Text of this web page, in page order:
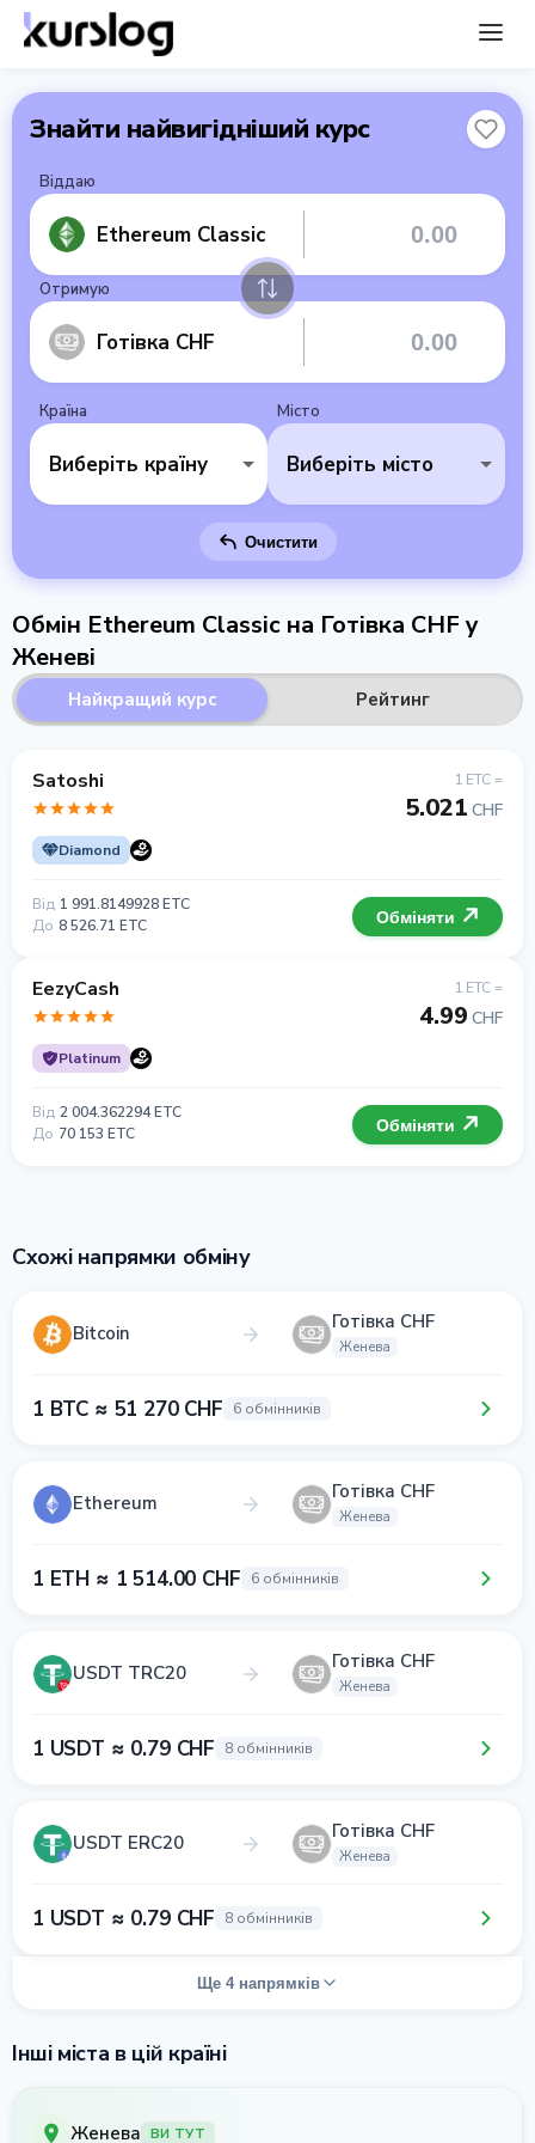
Знайти найвигідніший курс
Віддаю
Ethereum Classic
Отримую
Готівка CHF
Країна
Виберіть країну
Місто
Виберіть місто
Очистити
Обмін Ethereum Classic на Готівка CHF у
Женеві
Найкращий курс Рейтинг
Satoshi
Diamond
1 ETC =
5.021 CHF
Від 1 991.8149928 ETC
До 8 526.71 ETC Обміняти
EezyCash
Platinum
1 ETC =
4.99 CHF
Від 2 004.362294 ETC
До 70 153 ETC Обміняти
Схожі напрямки обміну
Bitcoin Готівка CHF
Женева
1 BTC ≈ 51 270 CHF 6 обмінників
Ethereum Готівка CHF
Женева
1 ETH ≈ 1 514.00 CHF 6 обмінників
USDT TRC20 Готівка CHF
Женева
1 USDT ≈ 0.79 CHF 8 обмінників
USDT ERC20 Готівка CHF
Женева
1 USDT ≈ 0.79 CHF 8 обмінників
Ще 4 напрямків
Інші міста в цій країні
Женева ВИ ТУТ